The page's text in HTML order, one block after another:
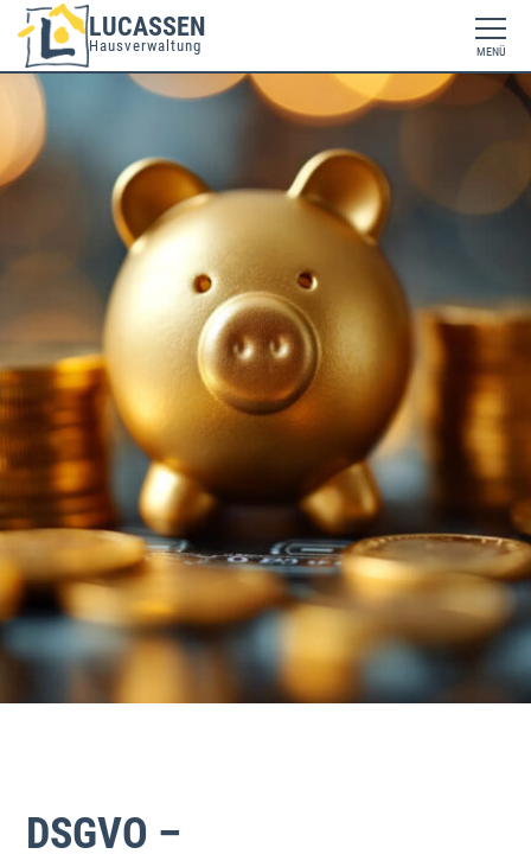
LUCASSEN
Hausverwaltung MENÜ
DSGVO –